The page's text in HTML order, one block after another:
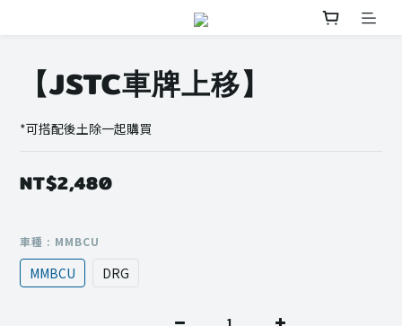
【JSTC車牌上移】
*可搭配後土除一起購買
NT$2,480
車種 : MMBCU
MMBCU DRG